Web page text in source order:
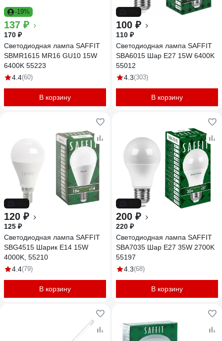
-19%
137 ₽
170 ₽
Светодиодная лампа SAFFIT
SBMR1615 MR16 GU10 15W
6400K 55223
4.4(60)
В корзину
100 ₽
110 ₽
Светодиодная лампа SAFFIT
SBA6015 Шар E27 15W 6400K
55012
4.3(303)
В корзину
120 ₽
125 ₽
Светодиодная лампа SAFFIT
SBG4515 Шарик E14 15W
4000K, 55210
4.4(79)
В корзину
200 ₽
220 ₽
Светодиодная лампа SAFFIT
SBA7035 Шар E27 35W 2700K
55197
4.3(68)
В корзину